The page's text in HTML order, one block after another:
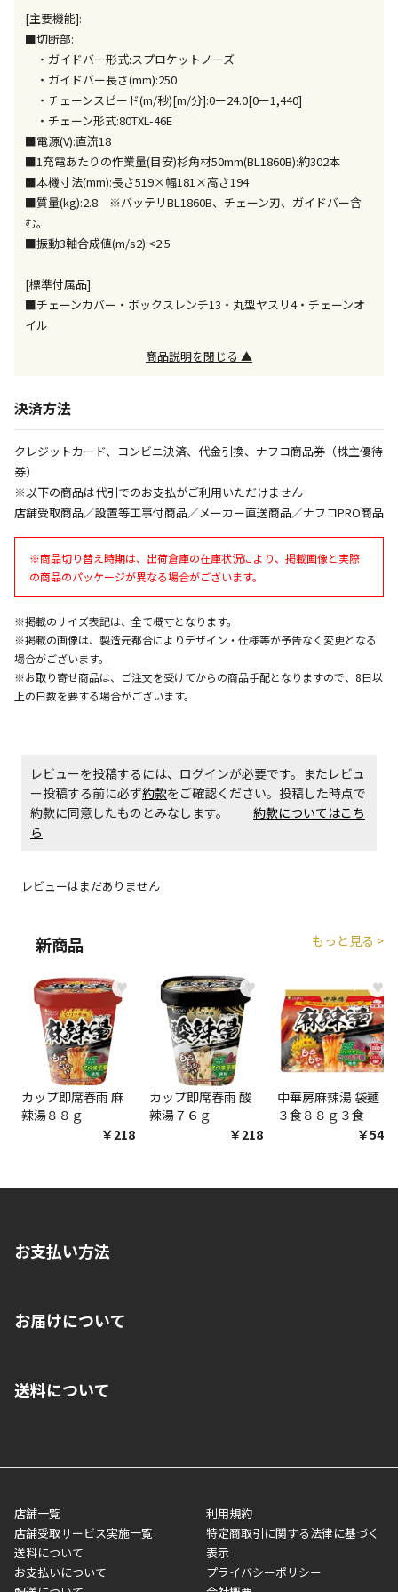
午前9時までのご注文確定した商品については、当日に
出荷いたします。
ただし、メーカーの営業日に基づき出荷手続きを行う
ため、通常よりお時間をいただく場合がございます。
また、日曜・祝日や年末年始などの長期休業期間中
は、休業明けからの出荷対応となります。
設置工事代金も含まれた商品です
お見積商品です。金額・施工日はお打ち合わせの上、
決定となります。
エアコンの取付工事が必要な商品です。別途費用が発
生する場合がございます。
商品購入個数ごとに送料がかかる商品です
[主要機能]:
■切断部:
・ガイドバー形式:スプロケットノーズ
・ガイドバー長さ(mm):250
・チェーンスピード(m/秒)[m/分]:0ー24.0[0ー1,440]
・チェーン形式:80TXL-46E
■電源(V):直流18
■1充電あたりの作業量(目安)杉角材50mm(BL1860B):約302本
■本機寸法(mm):長さ519×幅181×高さ194
■質量(kg):2.8 ※バッテリBL1860B、チェーン刃、ガイドバー含
む。
■振動3軸合成値(m/s2):<2.5
[標準付属品]:
■チェーンカバー・ボックスレンチ13・丸型ヤスリ4・チェーンオ
イル
商品説明を閉じる ▲
決済方法
クレジットカード、コンビニ決済、代金引換、ナフコ商品券（株主優待
券）
※以下の商品は代引でのお支払がご利用いただけません
店舗受取商品／設置等工事付商品／メーカー直送商品／ナフコPRO商品
※商品切り替え時期は、出荷倉庫の在庫状況により、掲載画像と実際
の商品のパッケージが異なる場合がございます。
※掲載のサイズ表記は、全て概寸となります。
※掲載の画像は、製造元都合によりデザイン・仕様等が予告なく変更となる
場合がございます。
※お取り寄せ商品は、ご注文を受けてからの商品手配となりますので、8日以
上の日数を要する場合がございます。
レビューを投稿するには、ログインが必要です。またレビュ
ー投稿する前に必ず約款をご確認ください。投稿した時点で
約款に同意したものとみなします。 約款についてはこち
ら
レビューはまだありません
新商品 もっと見る >
♥
カップ即席春雨 麻
辣湯８８ｇ
￥218
♥
カップ即席春雨 酸
辣湯７６ｇ
￥218
♥
中華房麻辣湯 袋麺
３食８８ｇ３食
￥548
お支払い方法
いいただくことはできません。ご了承ください。
■代金引換(代引)※手数料がかかります
■商品によっては一部決済方法が使用できない場合がございま
す。
お届けについて
ご注文が確認出来次第、1～4営業日に発送いたします。「お取り
業日にてお引渡しとなります。(離島などの場合、例外もあります)
メーカー直送品など一部商品については、その他商品との購入に
制限がかかる場合がございます。また発送日についても、通常と
異なる場合がございます。対象商品の説明ページをご確認くださ
い。
送料について
店舗一覧
店舗受取サービス実施一覧
送料について
お支払いについて
利用規約
特定商取引に関する法律に基づく
表示
プライバシーポリシー